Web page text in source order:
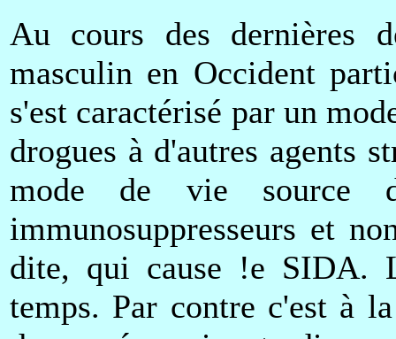
Au cours des dernières
masculin en Occident
s'est caractérisé par un
drogues à d'autres agents
mode de vie source
immunosuppresseurs et
dite, qui cause !e SIDA.
temps. Par contre c'est à